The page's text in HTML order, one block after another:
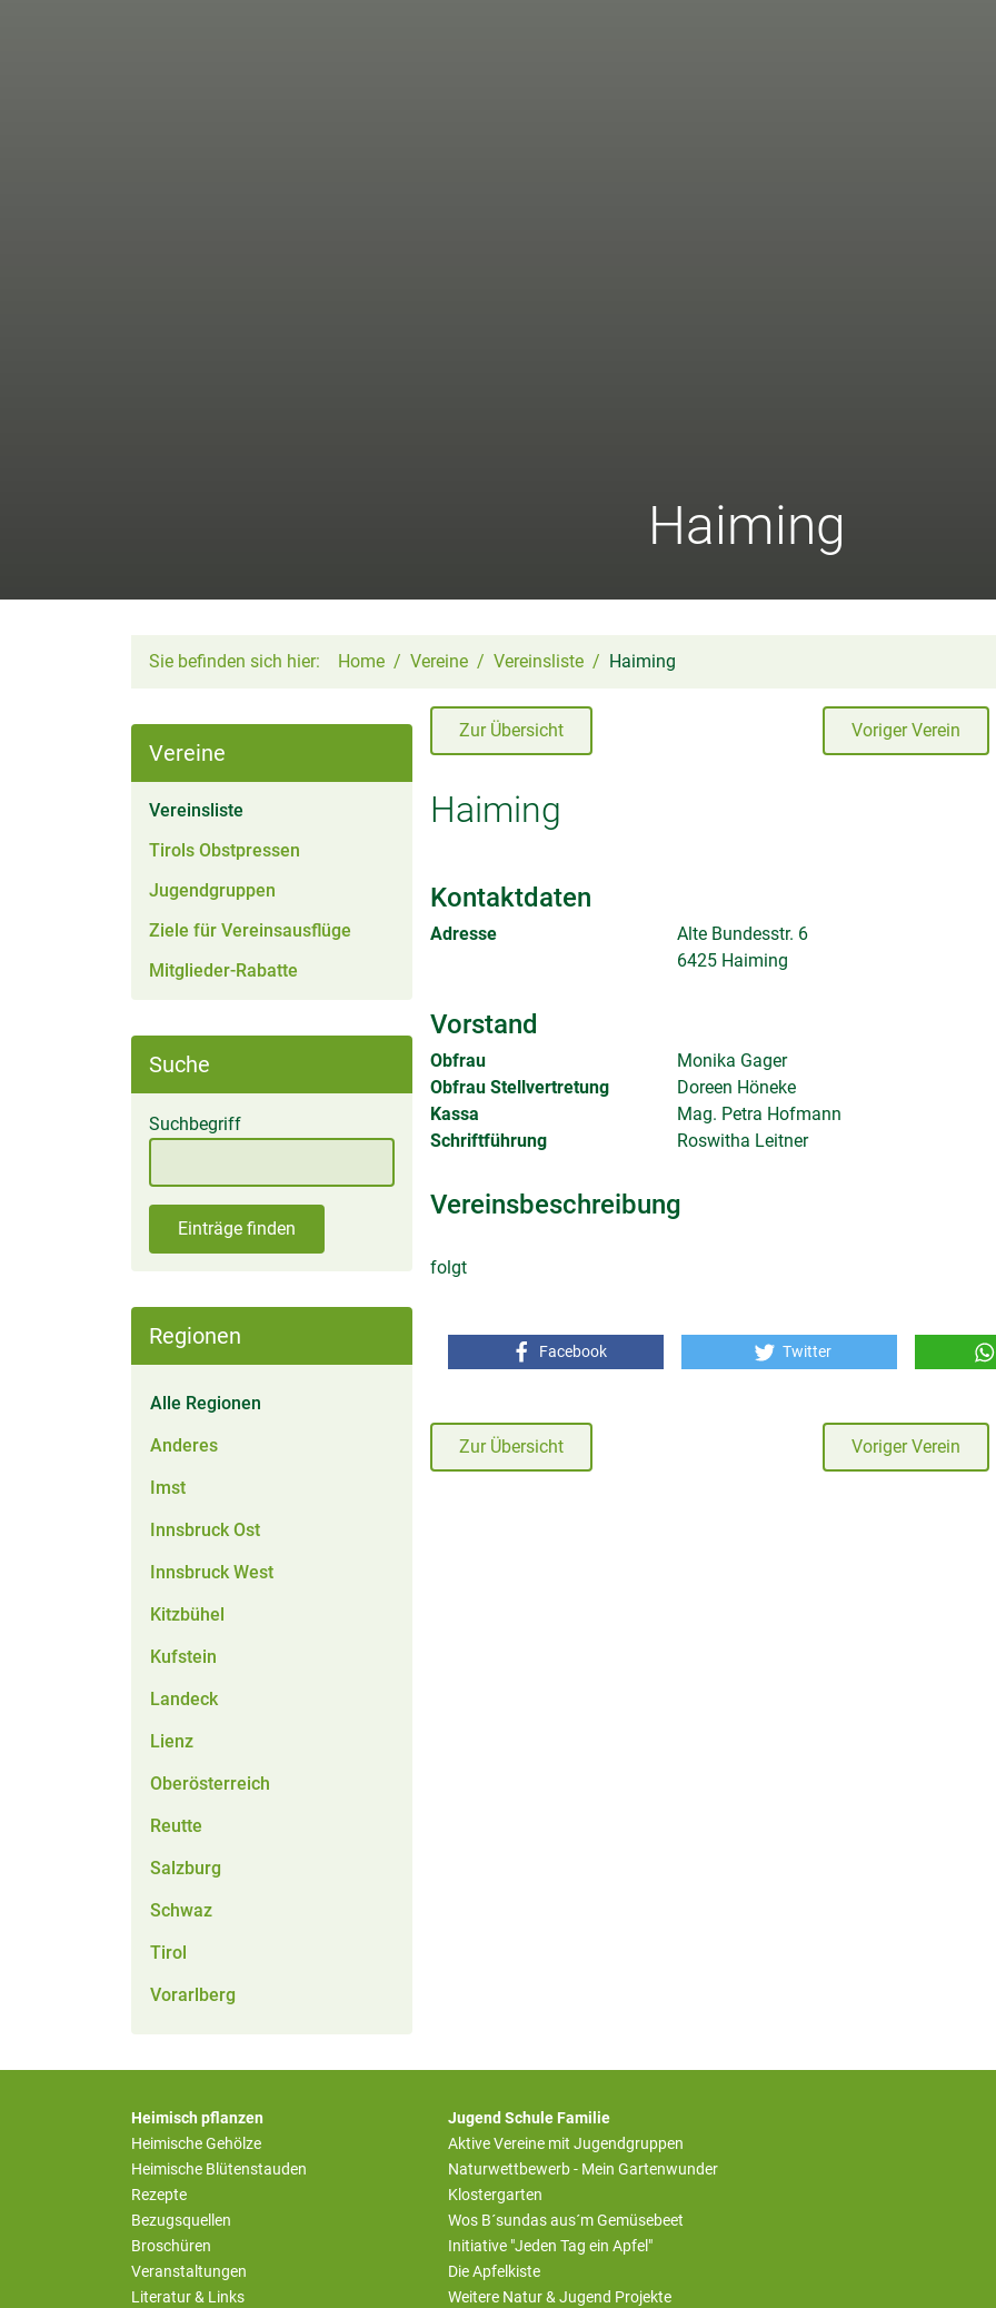
Haiming
Sie befinden sich hier: Home Vereine Vereinsliste Haiming
Vereine
Vereinsliste
Tirols Obstpressen
Jugendgruppen
Ziele für Vereinsausflüge
Mitglieder-Rabatte
Suche
Suchbegriff
Einträge finden
Regionen
Alle Regionen
Anderes
Imst
Innsbruck Ost
Innsbruck West
Kitzbühel
Kufstein
Landeck
Lienz
Oberösterreich
Reutte
Salzburg
Schwaz
Tirol
Vorarlberg
Zur Übersicht Voriger Verein
Haiming
Kontaktdaten
Adresse
Alte Bundesstr. 6
6425 Haiming
Vorstand
Obfrau
Monika Gager
Obfrau Stellvertretung
Doreen Höneke
Kassa
Mag. Petra Hofmann
Schriftführung
Roswitha Leitner
Vereinsbeschreibung
folgt
Facebook Twitter
Zur Übersicht Voriger Verein
Heimisch pflanzen
Heimische Gehölze
Heimische Blütenstauden
Rezepte
Bezugsquellen
Broschüren
Veranstaltungen
Literatur & Links
Jugend Schule Familie
Aktive Vereine mit Jugendgruppen
Naturwettbewerb - Mein Gartenwunder
Klostergarten
Wos B´sundas aus´m Gemüsebeet
Initiative "Jeden Tag ein Apfel"
Die Apfelkiste
Weitere Natur & Jugend Projekte